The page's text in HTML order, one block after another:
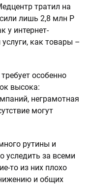
тратил на
лишь 2,8 млн Р
у интернет-
как товары –
особенно
высока:
неграмотная
могут
рутины и
за всеми
то из них плохо
и общих